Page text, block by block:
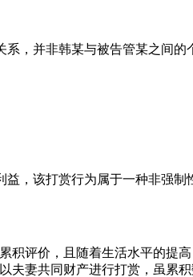
，并非韩某与被告管某之间的
，该打赏行为属于一种非强制
积评价，且随着生活水平的提
夫妻共同财产进行打赏，虽累